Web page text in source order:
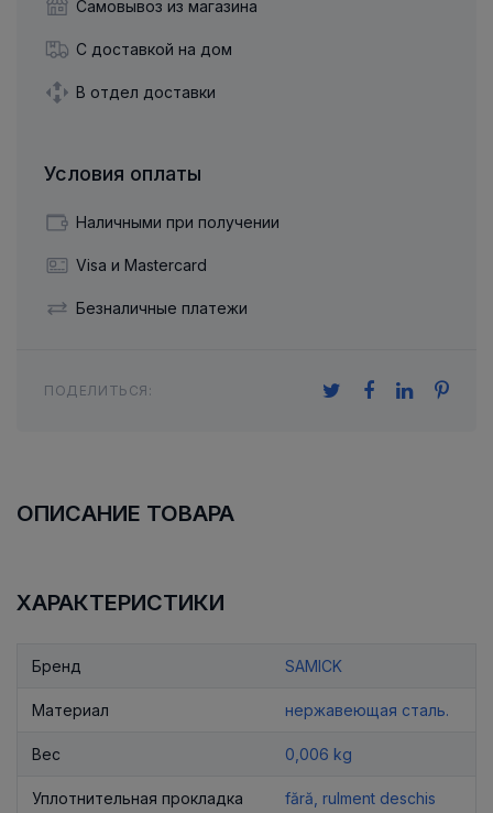
Самовывоз из магазина
С доставкой на дом
В отдел доставки
Условия оплаты
Наличными при получении
Visa и Mastercard
Безналичные платежи
ПОДЕЛИТЬСЯ:
ОПИСАНИЕ ТОВАРА
ХАРАКТЕРИСТИКИ
Бренд SAMICK
Материал нержавеющая сталь.
Вес 0,006 kg
Уплотнительная прокладка fără, rulment deschis